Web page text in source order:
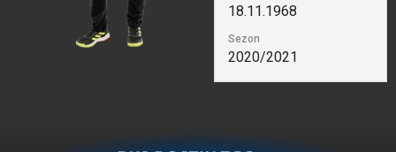
18.11.1968
Sezon
2020/2021